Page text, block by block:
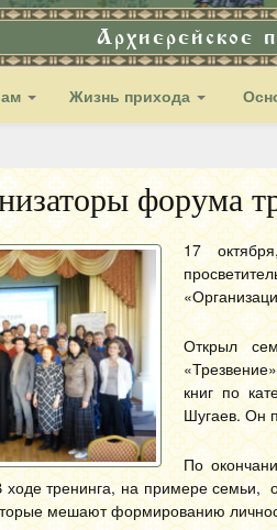
Архиерейское
Жизнь прихода
форума
17
Открыл
книг по
Шугаев. Он
По
ходе тренинга, на примере
мешают формированию